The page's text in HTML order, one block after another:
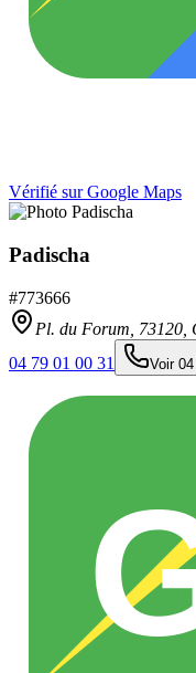
Vérifié sur Google Maps
Padischa
#773666
Pl. du Forum, 73120
04 79 01 00 31
Voir